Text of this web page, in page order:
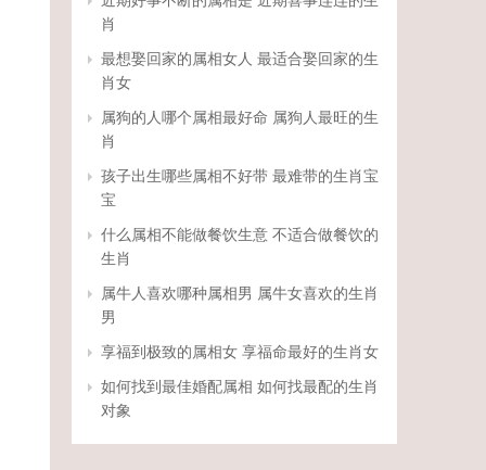
肖
最想娶回家的属相女人 最适合娶回家的生
肖女
属狗的人哪个属相最好命 属狗人最旺的生
肖
孩子出生哪些属相不好带 最难带的生肖宝
宝
什么属相不能做餐饮生意 不适合做餐饮的
生肖
属牛人喜欢哪种属相男 属牛女喜欢的生肖
男
享福到极致的属相女 享福命最好的生肖女
如何找到最佳婚配属相 如何找最配的生肖
对象